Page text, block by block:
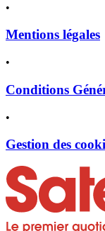
•
Mentions légales
•
Conditions
•
Gestion des